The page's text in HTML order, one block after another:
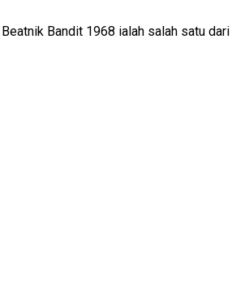
Bandit 1968 ialah salah satu